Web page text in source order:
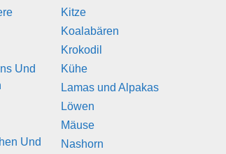
Und
Und
Kitze
Koalabären
Krokodil
Kühe
Lamas und Alpakas
Löwen
Mäuse
Nashorn